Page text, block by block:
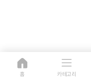
홈 카테고리